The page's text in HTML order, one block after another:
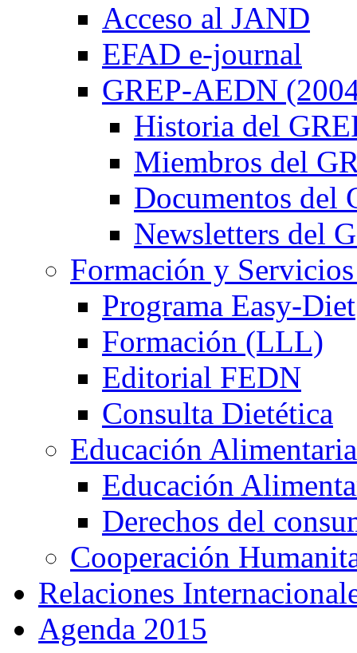
Acceso al JAND
EFAD e-journal
GREP-AEDN
Historia del
Miembros del
Documentos del
Newsletters del
Formación y
Programa Easy-Diet
Formación (LLL)
Editorial FEDN
Consulta Dietética
Educación Alimentaria
Educación
Derechos del
Cooperación
Relaciones
Agenda 2015